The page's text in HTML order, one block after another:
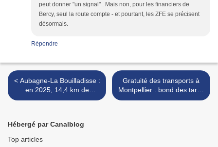
peut donner "un signal" . Mais non, pour les financiers de
Bercy, seul la route compte - et pourtant, les ZFE se précisent
désormais.
Répondre
< Aubagne-La Bouilladisse :
en 2025, 14,4 km de
tramway grâce à l’ancienne
Gratuité des transports à
Montpellier : bond des tarifs
pour les non-résidents,
Hébergé par Canalblog
Top articles